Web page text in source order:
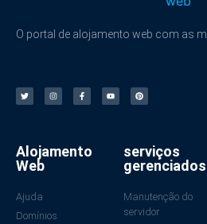
O portal de alojamento web com as
Alojamento
Web
Ajuda
Domínios
serviços
gerenciados
Manutenção do
servidor